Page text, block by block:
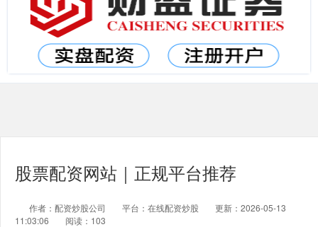
股票配资网站｜正规平台推荐
作者：配资炒股公司 平台：在线配资炒股
更新：2026-05-13
11:03:06
阅读：103